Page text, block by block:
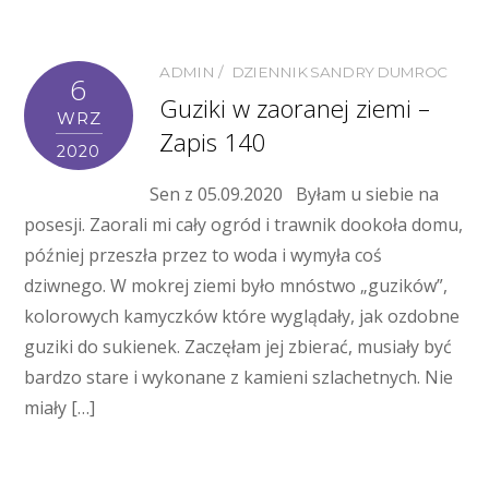
6
WRZ
2020
ADMIN DZIENNIK SANDRY DUMROC
Guziki w zaoranej ziemi –
Zapis 140
Sen z 05.09.2020 Byłam u siebie na
posesji. Zaorali mi cały ogród i trawnik dookoła domu,
później przeszła przez to woda i wymyła coś
dziwnego. W mokrej ziemi było mnóstwo „guzików”,
kolorowych kamyczków które wyglądały, jak ozdobne
guziki do sukienek. Zaczęłam jej zbierać, musiały być
bardzo stare i wykonane z kamieni szlachetnych. Nie
miały […]